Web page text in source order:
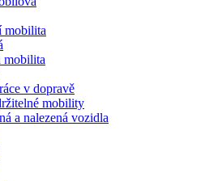
mobilita
mobilita
v dopravě
mobility
a nalezená vozidla